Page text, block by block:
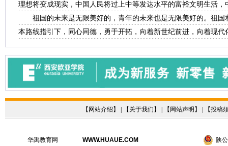
理想将变成现实，中国人民将过上中等发达水平的富裕文明生活
祖国的未来是无限美好的，青年的未来也是无限美好的。祖国
本路线指引下，同心同德，勇于开拓，向着新世纪前进，向着现
【 网站介绍 】 | 【 关于我们 】 | 【 网站声明 】 | 【投稿
华禹教育网 WWW.HUAUE.COM 陕